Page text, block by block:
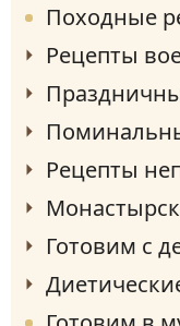
Походные
Рецепты
Рецепты
Готовим с